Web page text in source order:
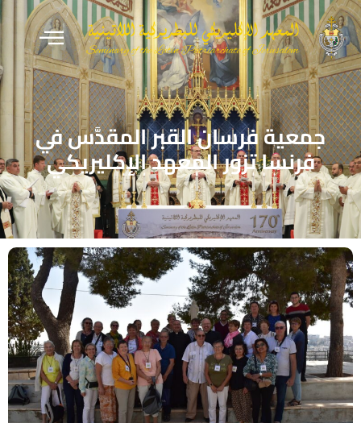
جمعية فرسان القبر المقدَّس في
فرنسا تزور المعهد الإكليريكي